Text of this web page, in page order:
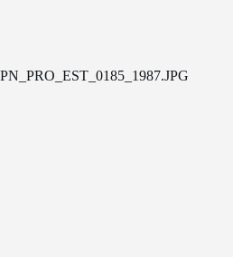
PN_PRO_EST_0185_1987.JPG